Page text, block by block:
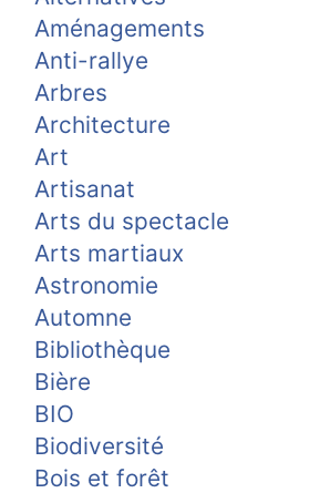
Aménagements
Anti-rallye
Arbres
Architecture
Art
Artisanat
Arts du spectacle
Arts martiaux
Astronomie
Automne
Bibliothèque
Bière
BIO
Biodiversité
Bois et forêt